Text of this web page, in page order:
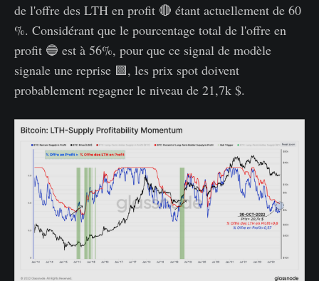
de l'offre des LTH en profit 🔴 étant actuellement de 60
%. Considérant que le pourcentage total de l'offre en
profit 🔵 est à 56%, pour que ce signal de modèle
signale une reprise 🟩, les prix spot doivent
probablement regagner le niveau de 21,7k $.